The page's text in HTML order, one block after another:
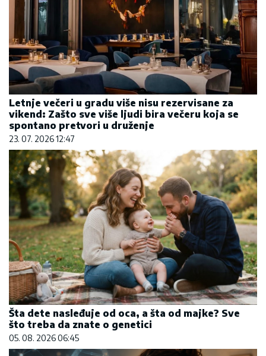
Letnje večeri u gradu više nisu rezervisane za
vikend: Zašto sve više ljudi bira večeru koja se
spontano pretvori u druženje
23. 07. 2026 12:47
Šta dete nasleđuje od oca, a šta od majke? Sve
što treba da znate o genetici
05. 08. 2026 06:45